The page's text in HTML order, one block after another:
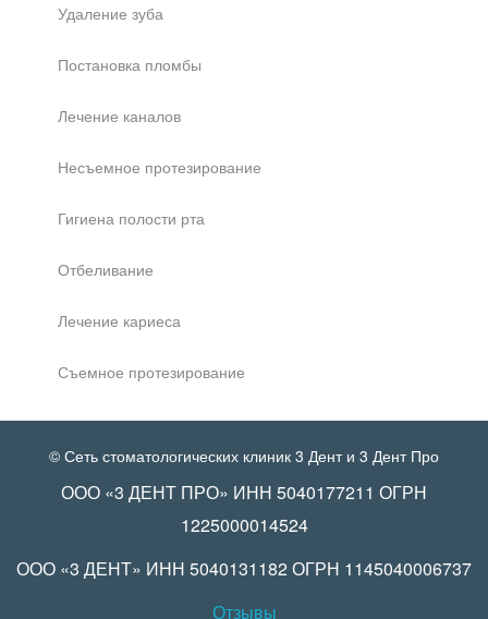
Удаление зуба
Постановка пломбы
Лечение каналов
Несъемное протезирование
Гигиена полости рта
Отбеливание
Лечение кариеса
Съемное протезирование
© Сеть стоматологических клиник 3 Дент и 3 Дент Про
ООО «3 ДЕНТ ПРО» ИНН 5040177211 ОГРН
1225000014524
ООО «3 ДЕНТ» ИНН 5040131182 ОГРН 1145040006737
Отзывы